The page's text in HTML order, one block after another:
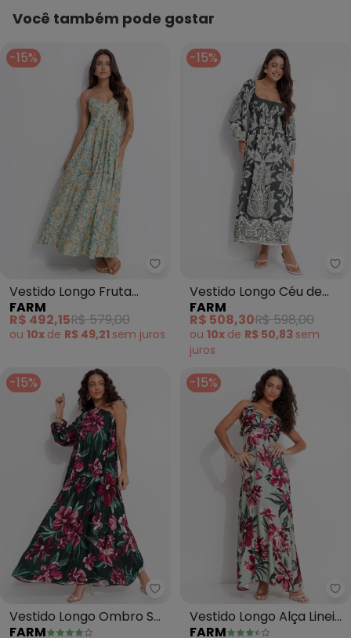
Você também pode gostar
-15%
Farm - Vestido Longo Fruta
Vestido Longo Fruta
Estrela (Verde)
FARM
R$ 492,15R$ 579,00
ou 10x de R$ 49,21 sem juros
-15%
Vestido Longo Céu de
Arara (Verde)
FARM
R$ 508,30R$ 598,00
ou 10x de R$ 50,83 sem
juros
-15%
Farm - Vestido Longo Ombro
Vestido Longo Ombro Só
FARM
-15%
Vestido Longo Alça Lineia
FARM